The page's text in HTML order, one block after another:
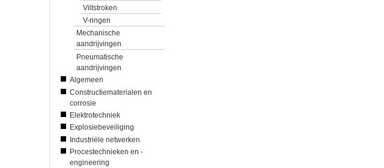
Viltstroken
V-ringen
Mechanische
aandrijvingen
Pneumatische
aandrijvingen
Algemeen
Constructiematerialen en
corrosie
Elektrotechniek
Explosiebeveiliging
Industriële netwerken
Procestechnieken en -
engineering